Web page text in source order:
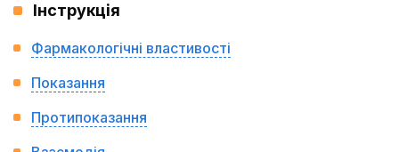
Інструкція
Фармакологічні властивості
Показання
Протипоказання